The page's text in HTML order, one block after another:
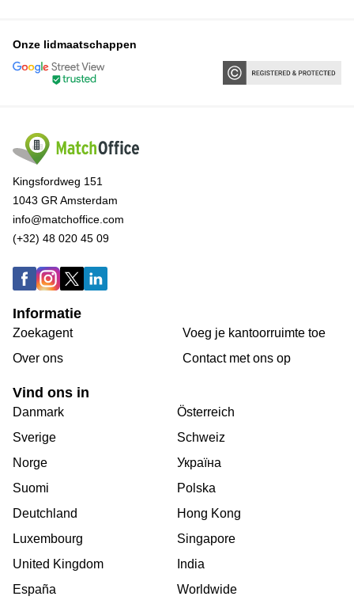
Onze lidmaatschappen
Kingsfordweg 151
1043 GR Amsterdam
info@matchoffice.com
(+32) 48 020 45 09
Informatie
Zoekagent
Over ons
Voeg je kantoorruimte toe
Сontact met ons op
Vind ons in
Danmark
Sverige
Norge
Suomi
Deutchland
Luxembourg
United Kingdom
España
Österreich
Schweiz
Україна
Polska
Hong Kong
Singapore
India
Worldwide